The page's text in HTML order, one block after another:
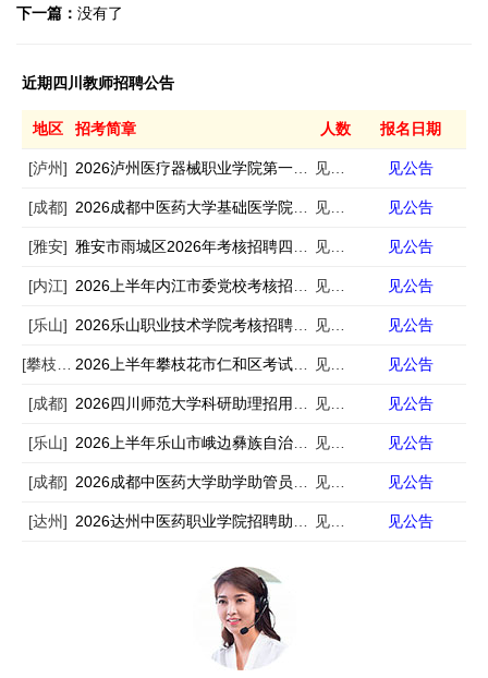
下一篇： 没有了
近期四川教师招聘公告
地区 招考简章 人数 报名日期
[泸州] 2026泸州医疗器械职业学院第一批次招聘22人 见公告 见公告
[成都] 2026成都中医药大学基础医学院助理招聘18人 见公告 见公告
[雅安] 雅安市雨城区2026年考核招聘四川省公费师范毕业生的公告 见公告 见公告
[内江] 2026上半年内江市委党校考核招聘党校教师考核成绩、排名及体检公告 见公告 见公告
[乐山] 2026乐山职业技术学院考核招聘编制外工作人员30人 见公告 见公告
[攀枝花] 2026上半年攀枝花市仁和区考试招聘中小学教师笔试总成绩、岗位排名及面试资格审查公告 见公告 见公告
[成都] 2026四川师范大学科研助理招用70人 见公告 见公告
[乐山] 2026上半年乐山市峨边彝族自治县考核招聘教师6人 见公告 见公告
[成都] 2026成都中医药大学助学助管员招用110人 见公告 见公告
[达州] 2026达州中医药职业学院招聘助学助管员38人 见公告 见公告